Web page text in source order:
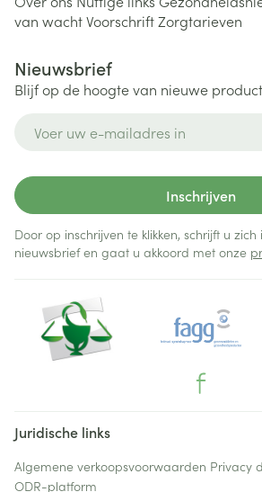
van wachtVoorschriftZorgtarieven
Nieuwsbrief
Blijf op de hoogte van nieuwe
Inschrijven
Door op inschrijven te klikken, schrijft u
nieuwsbrief en gaat u akkoord met onze
Juridische links
Algemene verkoopsvoorwaarden Privacy
ODR-platform